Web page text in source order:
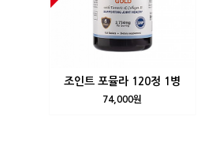
조인트 포뮬라 120정 1병
74,000원